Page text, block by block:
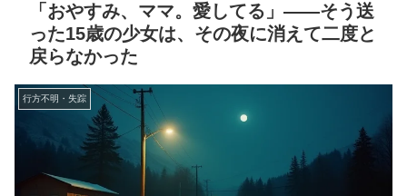
「おやすみ、ママ。愛してる」——そう送
った15歳の少女は、その夜に消えて二度と
戻らなかった
行方不明・失踪